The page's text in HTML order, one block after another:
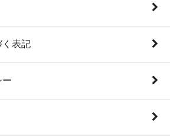
く表記
ー